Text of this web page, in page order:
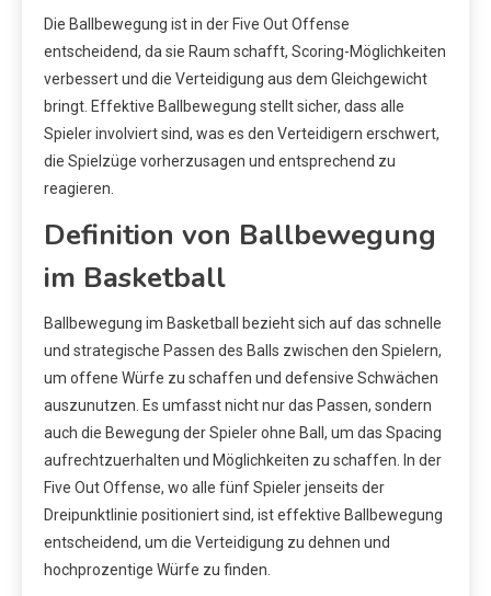
Die Ballbewegung ist in der Five Out Offense
entscheidend, da sie Raum schafft, Scoring-Möglichkeiten
verbessert und die Verteidigung aus dem Gleichgewicht
bringt. Effektive Ballbewegung stellt sicher, dass alle
Spieler involviert sind, was es den Verteidigern erschwert,
die Spielzüge vorherzusagen und entsprechend zu
reagieren.
Definition von Ballbewegung
im Basketball
Ballbewegung im Basketball bezieht sich auf das schnelle
und strategische Passen des Balls zwischen den Spielern,
um offene Würfe zu schaffen und defensive Schwächen
auszunutzen. Es umfasst nicht nur das Passen, sondern
auch die Bewegung der Spieler ohne Ball, um das Spacing
aufrechtzuerhalten und Möglichkeiten zu schaffen. In der
Five Out Offense, wo alle fünf Spieler jenseits der
Dreipunktlinie positioniert sind, ist effektive Ballbewegung
entscheidend, um die Verteidigung zu dehnen und
hochprozentige Würfe zu finden.